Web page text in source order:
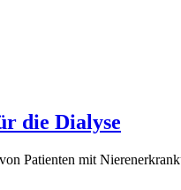
die Dialyse
Patienten mit